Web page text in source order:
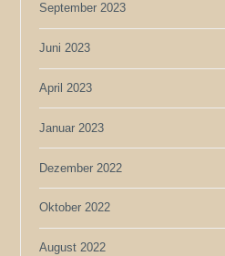
September 2023
Juni 2023
April 2023
Januar 2023
Dezember 2022
Oktober 2022
August 2022